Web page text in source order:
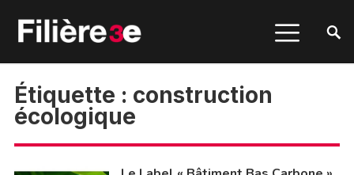
Étiquette : construction
écologique